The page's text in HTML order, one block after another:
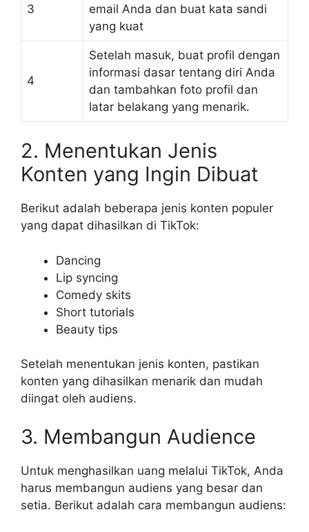
3
email Anda dan buat kata sandi
yang kuat
4
Setelah masuk, buat profil dengan
informasi dasar tentang diri Anda
dan tambahkan foto profil dan
latar belakang yang menarik.
2. Menentukan Jenis
Konten yang Ingin Dibuat
Berikut adalah beberapa jenis konten populer
yang dapat dihasilkan di TikTok:
Dancing
Lip syncing
Comedy skits
Short tutorials
Beauty tips
Setelah menentukan jenis konten, pastikan
konten yang dihasilkan menarik dan mudah
diingat oleh audiens.
3. Membangun Audience
Untuk menghasilkan uang melalui TikTok, Anda
harus membangun audiens yang besar dan
setia. Berikut adalah cara membangun audiens: